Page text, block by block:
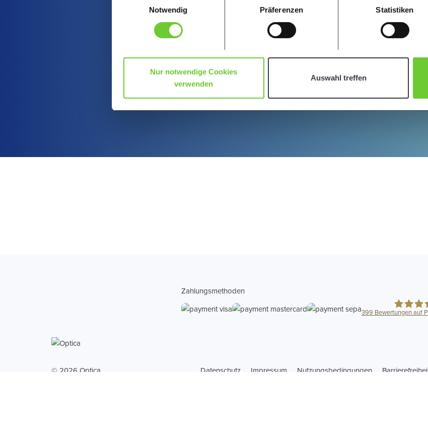
über den Link in unsere Datenschutz-Informationen „Cookie-Einstellungen ändern“
Notwendig
Präferenzen Statistiken
Nur notwendige Cookies
verwenden
Auswahl treffen
Zahlungsmethoden
Optica
399 Bewertungen auf
© 2026 Optica Datenschutz Impressum Nutzungsbedingungen